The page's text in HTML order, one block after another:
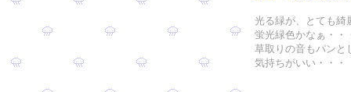
光る緑が、とても綺
蛍光緑色かなぁ・・
草取りの音もパンと
気持ちがいい・・・